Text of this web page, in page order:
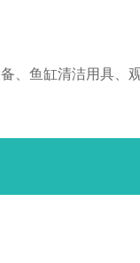
、鱼缸清洁用具、